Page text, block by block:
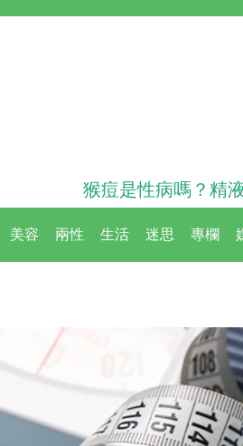
猴痘是性病嗎？精
美容 兩性 生活 迷思 專欄